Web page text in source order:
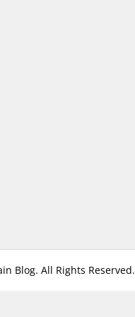
Blog. All Rights Reserved.